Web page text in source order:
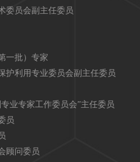
委员会副主任委员
一批）专家
护利用专业委员会副主任委员
业专家工作委员会”主任委员
员
顾问委员